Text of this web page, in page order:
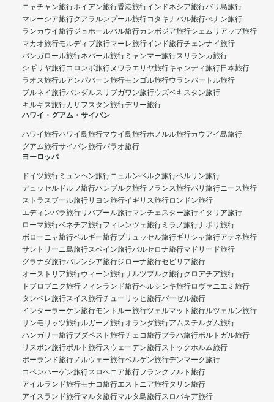
ニャチャン旅行ホイアン旅行香港旅行インドネシア旅行バリ島旅行
マレーシア旅行クアラルンプール旅行コタキナバル旅行ぺナン旅行
ランカウイ旅行ジョホールバル旅行カンボジア旅行シェムリアップ旅行
マカオ旅行モルディブ旅行マーレ旅行インド旅行チェンナイ旅行
バンガロール旅行ネパール旅行 ミャンマー旅行スリランカ旅行
シギリヤ旅行コロンボ旅行ヌワラエリヤ旅行キャンディ旅行日本旅行
ラオス旅行ルアンパバーン旅行モンゴル旅行ウランバートル旅行
ブルネイ旅行バンダルスリブガワン旅行ウズベキスタン旅行
キルギス旅行カザフスタン旅行デリー旅行
ハワイ・グアム・サイパン
ハワイ旅行ハワイ島旅行マウイ島旅行ホノルル旅行カウアイ島旅行
グアム旅行サイパン旅行パラオ旅行
ヨーロッパ
ドイツ旅行 ミュンヘン旅行ニュルンベルク旅行ベルリン旅行
デュッセルドルフ旅行ハンブルク旅行フランス旅行パリ旅行ニース旅行
ストラスブール旅行リヨン旅行イギリス旅行ロンドン旅行
エディンバラ旅行リバプール旅行マンチェスター旅行イタリア旅行
ローマ旅行ベネチア旅行フィレンツェ旅行 ミラノ旅行ナポリ旅行
ボローニャ旅行ベルギー旅行ブリュッセル旅行ギリシャ旅行アテネ旅行
サントリーニ島旅行スペイン旅行バルセロナ旅行マドリード旅行
グラナダ旅行バレンシア旅行ジローナ旅行セビリア旅行
オーストリア旅行ウィーン旅行ザルツブルク旅行クロアチア旅行
ドブロブニク旅行フィンランド旅行ヘルシンキ旅行ロヴァニエミ旅行
タンペレ旅行スイス旅行チューリッヒ旅行バーゼル旅行
インターラーケン旅行モントルー旅行ツェルマット旅行ルツェルン旅行
サンモリッツ旅行ルガーノ旅行オランダ旅行アムステルダム旅行
ハンガリー旅行ブダペスト旅行チェコ旅行プラハ旅行ポルトガル旅行
リスボン旅行ポルト旅行スウェーデン旅行ストックホルム旅行
ポーランド旅行ノルウェー旅行ベルゲン旅行デンマーク旅行
コペンハーゲン旅行スロベニア旅行フランクフルト旅行
アイルランド旅行モナコ旅行エストニア旅行タリン旅行
アイスランド旅行マルタ旅行マルタ島旅行スロバキア旅行